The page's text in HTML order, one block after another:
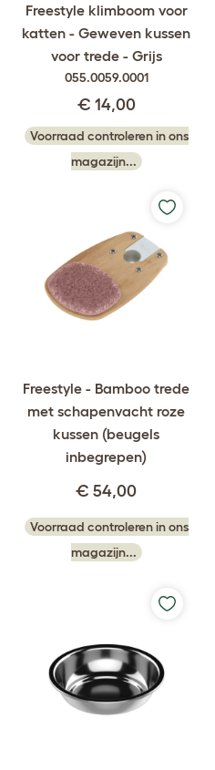
Freestyle klimboom voor
katten - Geweven kussen
voor trede - Grijs
055.0059.0001
€ 14,00
Voorraad controleren in ons
magazijn...
Freestyle - Bamboo trede
met schapenvacht roze
kussen (beugels
inbegrepen)
€ 54,00
Voorraad controleren in ons
magazijn...